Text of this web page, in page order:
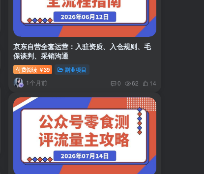
美女套图1TB，花了188买来的
京东自营全套运营：入驻资质、入仓规则、毛
保谈判、采销沟通
付费阅读 ￥39 副业项目
1个月前 0 62 14